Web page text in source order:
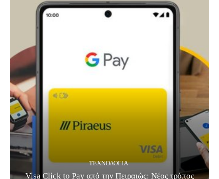
ΤΕΧΝΟΛΟΓΊΑ
Visa Click to Pay από την Πειραιώς: Νέος τρόπος